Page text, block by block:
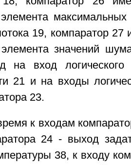
элемента
19, компаратор
элемента значений
на вход логического
21 и на входы
23.
к входам
24 - выход
38, к входу